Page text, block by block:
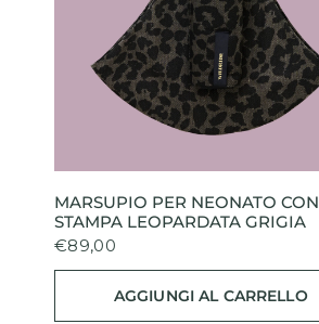
MARSUPIO PER NEONATO CON
STAMPA LEOPARDATA GRIGIA
€89,00
AGGIUNGI AL CARRELLO